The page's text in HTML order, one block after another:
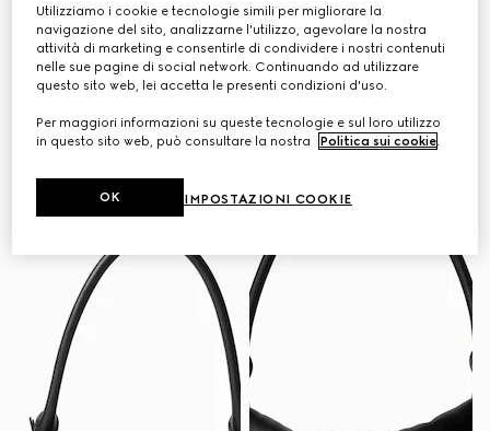
Personalizza con le iniziali Personalizza con le iniziali
Utilizziamo i cookie e tecnologie simili per migliorare la
navigazione del sito, analizzarne l'utilizzo, agevolare la nostra
attività di marketing e consentirle di condividere i nostri contenuti
nelle sue pagine di social network. Continuando ad utilizzare
questo sito web, lei accetta le presenti condizioni d'uso.
Per maggiori informazioni su queste tecnologie e sul loro utilizzo
in questo sito web, può consultare la nostra
Politica sui cookie
IMPOSTAZIONI COOKIE
OK